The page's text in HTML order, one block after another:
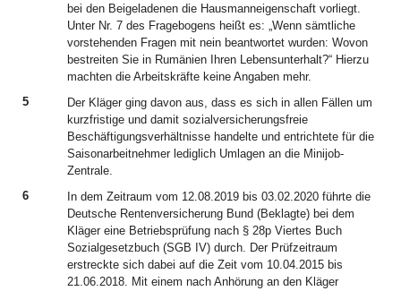
bei den Beigeladenen die Hausmanneigenschaft vorliegt.
Unter Nr. 7 des Fragebogens heißt es: „Wenn sämtliche
vorstehenden Fragen mit nein beantwortet wurden: Wovon
bestreiten Sie in Rumänien Ihren Lebensunterhalt?“ Hierzu
machten die Arbeitskräfte keine Angaben mehr.
5
Der Kläger ging davon aus, dass es sich in allen Fällen um
kurzfristige und damit sozialversicherungsfreie
Beschäftigungsverhältnisse handelte und entrichtete für die
Saisonarbeitnehmer lediglich Umlagen an die Minijob-
Zentrale.
6
In dem Zeitraum vom 12.08.2019 bis 03.02.2020 führte die
Deutsche Rentenversicherung Bund (Beklagte) bei dem
Kläger eine Betriebsprüfung nach § 28p Viertes Buch
Sozialgesetzbuch (SGB IV) durch. Der Prüfzeitraum
erstreckte sich dabei auf die Zeit vom 10.04.2015 bis
21.06.2018. Mit einem nach Anhörung an den Kläger